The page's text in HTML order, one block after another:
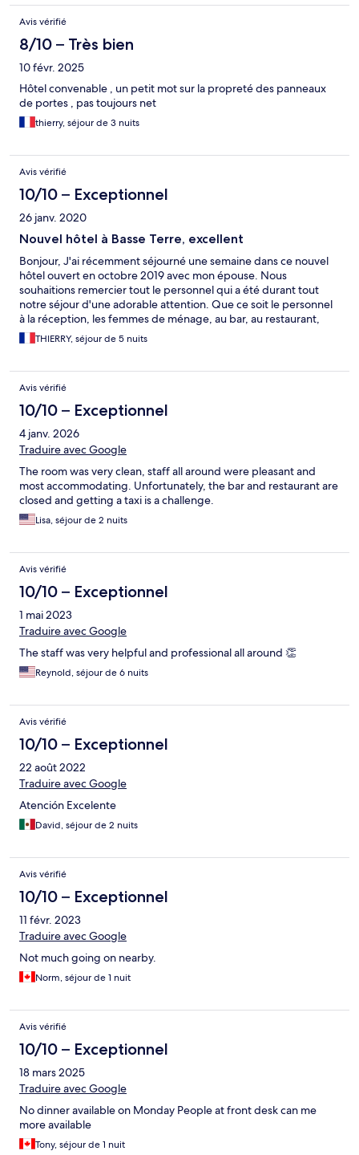
Avis vérifié
8/10 – Très bien
10 févr. 2025
Hôtel convenable , un petit mot sur la propreté des panneaux
de portes , pas toujours net
thierry, séjour de 3 nuits
Avis vérifié
10/10 – Exceptionnel
26 janv. 2020
Nouvel hôtel à Basse Terre, excellent
Bonjour, J'ai récemment séjourné une semaine dans ce nouvel
hôtel ouvert en octobre 2019 avec mon épouse. Nous
souhaitions remercier tout le personnel qui a été durant tout
notre séjour d'une adorable attention. Que ce soit le personnel
à la réception, les femmes de ménage, au bar, au restaurant,
merci. L'hôtel est récent, quelques rouages à mettre en forme
mais franchement vous êtes biens partis. Si je devais emmètre
+ ambiance "caraibes", il est un peu fade coté déco. Autre point
le petit déjeuner, plutôt que le facturer 15 euros avec
suppléments si oeufs brouillés, proposez le à 17 de base avec les
oeufs, les clients seront satisfaits mais je comprends que cela
puisse aussi être un souci de gaspillage et malheureusement là
vous n'y serez pour rien. Vous verrez à l'usage les avis partagés.
dédicace pour les cocktails maison au bar.
THIERRY, séjour de 5 nuits
Avis vérifié
10/10 – Exceptionnel
4 janv. 2026
Traduire avec Google
The room was very clean, staff all around were pleasant and
most accommodating. Unfortunately, the bar and restaurant are
closed and getting a taxi is a challenge.
Lisa, séjour de 2 nuits
Avis vérifié
10/10 – Exceptionnel
1 mai 2023
Traduire avec Google
The staff was very helpful and professional all around 👏
Reynold, séjour de 6 nuits
Avis vérifié
10/10 – Exceptionnel
22 août 2022
Traduire avec Google
Atención Excelente
David, séjour de 2 nuits
Avis vérifié
10/10 – Exceptionnel
11 févr. 2023
Traduire avec Google
Not much going on nearby.
Norm, séjour de 1 nuit
Avis vérifié
10/10 – Exceptionnel
18 mars 2025
Traduire avec Google
No dinner available on Monday People at front desk can me
more available
Tony, séjour de 1 nuit